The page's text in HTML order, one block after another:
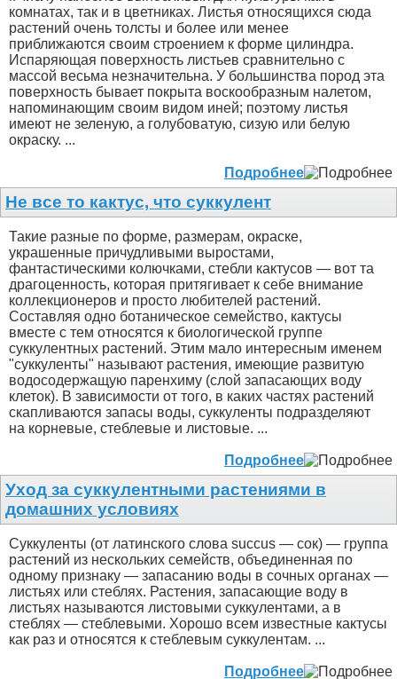
комнатах, так и в цветниках. Листья относящихся сюда
растений очень толсты и более или менее
приближаются своим строением к форме цилиндра.
Испаряющая поверхность листьев сравнительно с
массой весьма незначительна. У большинства пород эта
поверхность бывает покрыта воскообразным налетом,
напоминающим своим видом иней; поэтому листья
имеют не зеленую, а голубоватую, сизую или белую
окраску. ...
Подробнее
Не все то кактус, что суккулент
Такие разные по форме, размерам, окраске,
украшенные причудливыми выростами,
фантастическими колючками, стебли кактусов — вот та
драгоценность, которая притягивает к себе внимание
коллекционеров и просто любителей растений.
Составляя одно ботаническое семейство, кактусы
вместе с тем относятся к биологической группе
суккулентных растений. Этим мало интересным именем
"суккуленты" называют растения, имеющие развитую
водосодержащую паренхиму (слой запасающих воду
клеток). В зависимости от того, в каких частях растений
скапливаются запасы воды, суккуленты подразделяют
на корневые, стеблевые и листовые. ...
Подробнее
Уход за суккулентными растениями в
домашних условиях
Суккуленты (от латинского слова succus — сок) — группа
растений из нескольких семейств, объединенная по
одному признаку — запасанию воды в сочных органах —
листьях или стеблях. Растения, запасающие воду в
листьях называются листовыми суккулентами, а в
стеблях — стеблевыми. Хорошо всем известные кактусы
как раз и относятся к стеблевым суккулентам. ...
Подробнее